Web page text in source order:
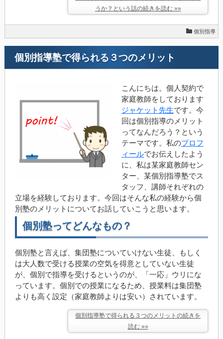
うか？という話の続きを読む »»
個別指導
個別指導塾で得られる３つのメリット
こんにちは。個人契約で
家庭教師をしております
ジャケット先生です。今
回は個別指導のメリット
ってなんだろう？という
テーマです。私のプロフ
ィールでお伝えしたよう
に、私は某家庭教師セン
ター、某個別指導塾でス
タッフ、講師それぞれの
立場を経験しております。今回はそんな私の経験から個
別塾のメリットについてお話していこうと思います。
個別塾ってどんなもの？
個別塾と言えば、集団塾についていけない生徒、もしく
は大人数で受ける授業の空気を得意としていない生徒
が、個別で指導を受けるというのが、「一応」ウリにな
っています。個別での授業になるため、授業料は集団塾
よりも高く設定（家庭教師よりは安い）されています。
個別指導塾で得られる３つのメリットの続きを
読む »»